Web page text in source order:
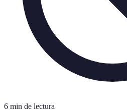
6 min de lectura